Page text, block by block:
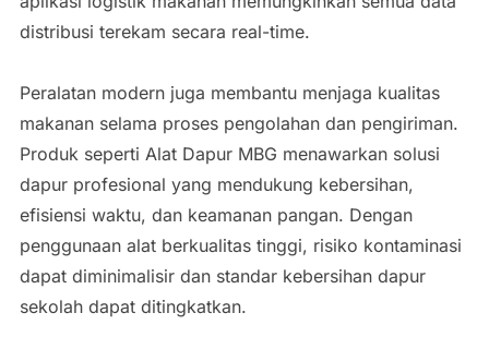
distribusi terekam secara real-time.
Peralatan modern juga membantu menjaga kualitas
makanan selama proses pengolahan dan pengiriman.
Produk seperti Alat Dapur MBG menawarkan solusi
dapur profesional yang mendukung kebersihan,
efisiensi waktu, dan keamanan pangan. Dengan
penggunaan alat berkualitas tinggi, risiko kontaminasi
dapat diminimalisir dan standar kebersihan dapur
sekolah dapat ditingkatkan.